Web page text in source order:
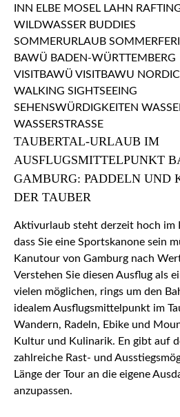
TAUBERTAL-URLAUB IM
AUSFLUGSMITTELPUNKT
GAMBURG: PADDELN UND
DER TAUBER
Aktivurlaub steht derzeit hoch im
dass Sie eine Sportskanone sein
Kanutour von Gamburg nach
Verstehen Sie diesen Ausflug als
vielen möglichen, rings um den
idealem Ausflugsmittelpunkt im
Wandern, Radeln, Ebike und
Kultur und Kulinarik. En gibt auf
zahlreiche Rast- und
Länge der Tour an die eigene
anzupassen.